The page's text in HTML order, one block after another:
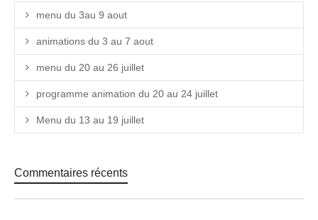
menu du 3au 9 aout
animations du 3 au 7 aout
menu du 20 au 26 juillet
programme animation du 20 au 24 juillet
Menu du 13 au 19 juillet
Commentaires récents